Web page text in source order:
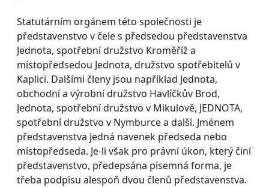
Statutárním orgánem této společnosti je
představenstvo v čele s předsedou představenstva
Jednota, spotřební družstvo Kroměříž a
místopředsedou Jednota, družstvo spotřebitelů v
Kaplici. Dalšími členy jsou například Jednota,
obchodní a výrobní družstvo Havlíčkův Brod,
Jednota, spotřební družstvo v Mikulově, JEDNOTA,
spotřební družstvo v Nymburce a další. Jménem
představenstva jedná navenek předseda nebo
místopředseda. Je-li však pro právní úkon, který činí
představenstvo, předepsána písemná forma, je
třeba podpisu alespoň dvou členů představenstva.